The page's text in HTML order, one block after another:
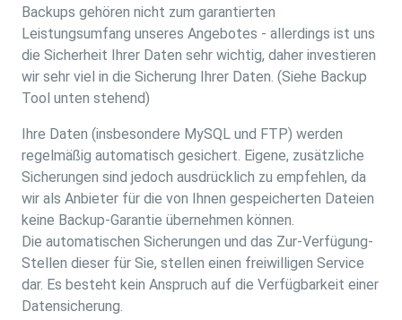
Backups gehören nicht zum garantierten
Leistungsumfang unseres Angebotes - allerdings ist uns
die Sicherheit Ihrer Daten sehr wichtig, daher investieren
wir sehr viel in die Sicherung Ihrer Daten. (Siehe Backup
Tool unten stehend)
Ihre Daten (insbesondere MySQL und FTP) werden
regelmäßig automatisch gesichert. Eigene, zusätzliche
Sicherungen sind jedoch ausdrücklich zu empfehlen, da
wir als Anbieter für die von Ihnen gespeicherten Dateien
keine Backup-Garantie übernehmen können.
Die automatischen Sicherungen und das Zur-Verfügung-
Stellen dieser für Sie, stellen einen freiwilligen Service
dar. Es besteht kein Anspruch auf die Verfügbarkeit einer
Datensicherung.